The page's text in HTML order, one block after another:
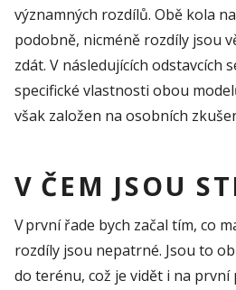
významných rozdílů. Obě kola
podobně, nicméně rozdíly jsou
zdát. V následujících odstavcích
specifické vlastnosti obou
však založen na osobních
V ČEM JSOU
V první řade bych začal tím, co
rozdíly jsou nepatrné. Jsou to
do terénu, což je vidět i na první